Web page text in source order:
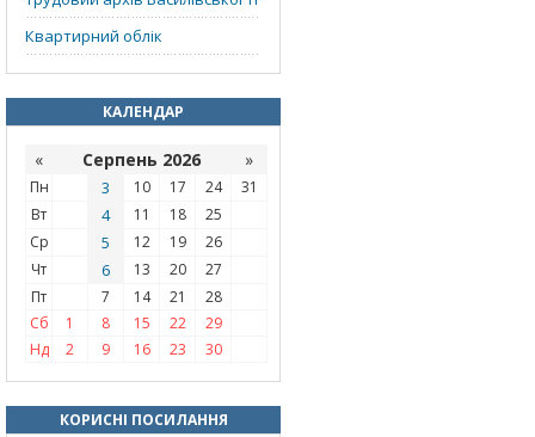
Квартирний облік
КАЛЕНДАР
« Серпень 2026 »
Пн 3 10 17 24
31
Вт
4 11 18
25
Ср
5 12 19
26
Чт
6 13 20
27
Пт
7 14 21
28
Сб
1 8 15 22
29
Нд
2 9 16 23 30
КОРИСНІ ПОСИЛАННЯ